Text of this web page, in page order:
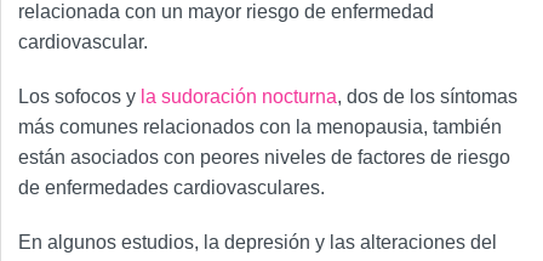
relacionada con un mayor riesgo de enfermedad
cardiovascular.
Los sofocos y la sudoración nocturna, dos de los síntomas
más comunes relacionados con la menopausia, también
están asociados con peores niveles de factores de riesgo
de enfermedades cardiovasculares.
En algunos estudios, la depresión y las alteraciones del